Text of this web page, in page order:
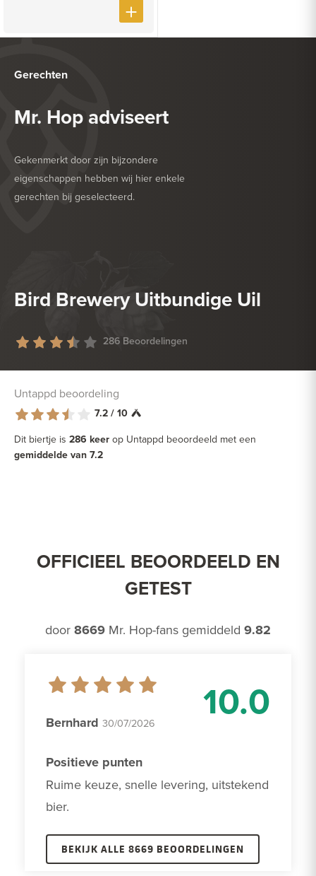
Gerechten
Mr. Hop adviseert
Gekenmerkt door zijn bijzondere
eigenschappen hebben wij hier enkele
gerechten bij geselecteerd.
HEERLIJK BIJ
Bird Brewery Uitbundige Uil
286 Beoordelingen
Untappd beoordeling
7.2 / 10
Dit biertje is 286 keer op Untappd beoordeeld met een
gemiddelde van 7.2
OFFICIEEL BEOORDEELD EN
GETEST
door 8669 Mr. Hop-fans gemiddeld 9.82
10.0
Bernhard 30/07/2026
Positieve punten
Ruime keuze, snelle levering, uitstekend
bier.
BEKIJK ALLE 8669 BEOORDELINGEN